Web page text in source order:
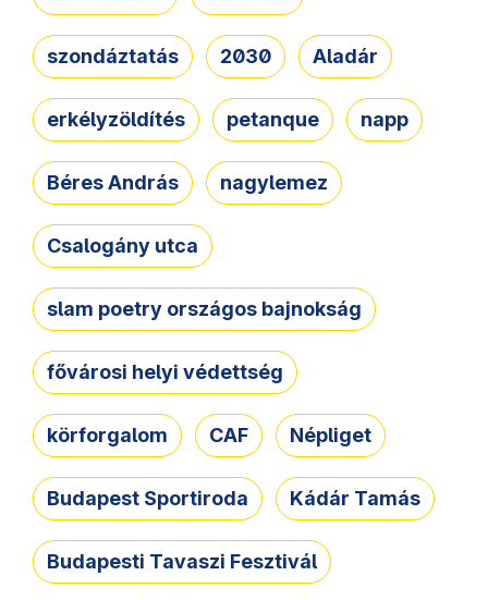
szondáztatás 2030 Aladár
erkélyzöldítés petanque napp
Béres András nagylemez
Csalogány utca
slam poetry országos bajnokság
fővárosi helyi védettség
körforgalom CAF Népliget
Budapest Sportiroda Kádár Tamás
Budapesti Tavaszi Fesztivál